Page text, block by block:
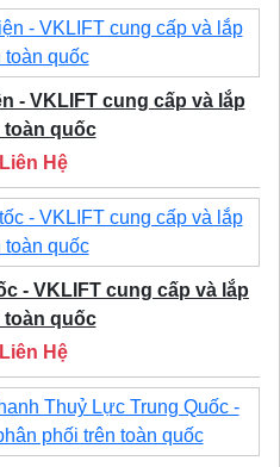
- VKLIFT cung cấp và lắp
toàn quốc
Liên Hệ
- VKLIFT cung cấp và lắp
toàn quốc
Liên Hệ